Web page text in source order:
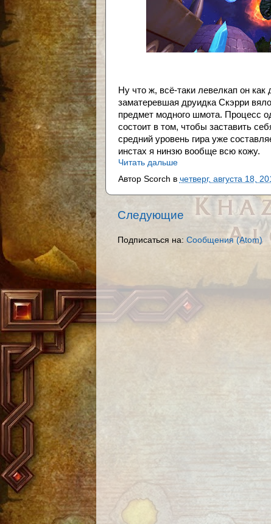
Ну что ж, всё-таки левелкап он
заматеревшая друидка Скэрри
предмет модного шмота. Процесс
состоит в том, чтобы заставить
средний уровень гира уже
инстах я нинзю вообще всю кожу.
Читать дальше
Автор Scorch в четверг, августа 18,
Следующие
Подписаться на: Сообщения (Atom)